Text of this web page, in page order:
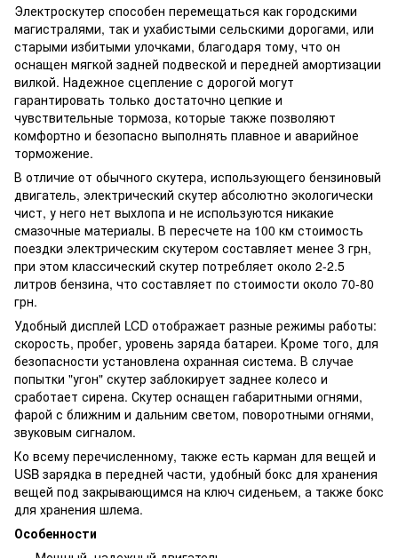
Электроскутер способен перемещаться как городскими
магистралями, так и ухабистыми сельскими дорогами, или
старыми избитыми улочками, благодаря тому, что он
оснащен мягкой задней подвеской и передней амортизации
вилкой. Надежное сцепление с дорогой могут
гарантировать только достаточно цепкие и
чувствительные тормоза, которые также позволяют
комфортно и безопасно выполнять плавное и аварийное
торможение.
В отличие от обычного скутера, использующего бензиновый
двигатель, электрический скутер абсолютно экологически
чист, у него нет выхлопа и не используются никакие
смазочные материалы. В пересчете на 100 км стоимость
поездки электрическим скутером составляет менее 3 грн,
при этом классический скутер потребляет около 2-2.5
литров бензина, что составляет по стоимости около 70-80
грн.
Удобный дисплей LCD отображает разные режимы работы:
скорость, пробег, уровень заряда батареи. Кроме того, для
безопасности установлена охранная система. В случае
попытки "угон" скутер заблокирует заднее колесо и
сработает сирена. Скутер оснащен габаритными огнями,
фарой с ближним и дальним светом, поворотными огнями,
звуковым сигналом.
Ко всему перечисленному, также есть карман для вещей и
USB зарядка в передней части, удобный бокс для хранения
вещей под закрывающимся на ключ сиденьем, а также бокс
для хранения шлема.
Особенности